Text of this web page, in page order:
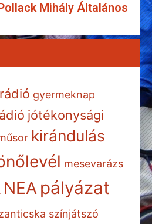
Mihály Általános
gyermeknap
jótékonysági
kirándulás
mesevarázs
NEA pályázat
színjátszó